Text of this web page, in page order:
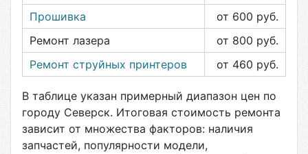
Прошивка
от 600 руб.
Ремонт лазера
от 800 руб.
Ремонт струйных принтеров
от 460 руб.
В таблице указан примерный диапазон цен по
городу Северск. Итоговая стоимость ремонта
зависит от множества факторов: наличия
запчастей, популярности модели,